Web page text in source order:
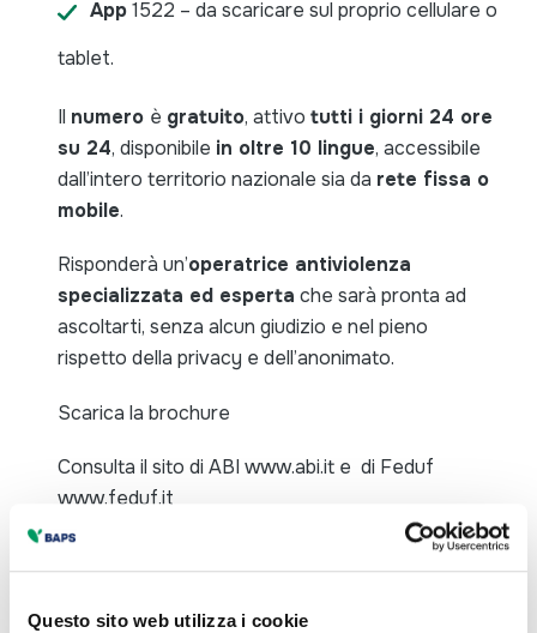
Questo sito web utilizza i cookie
App1522 – da scaricare sul proprio cellulare o
tablet.
Il numero è gratuito, attivo tutti i giorni 24 ore
su 24, disponibile in oltre 10 lingue, accessibile
dall’intero territorio nazionale sia da rete fissa o
mobile.
Risponderà un’operatrice antiviolenza
specializzata ed esperta che sarà pronta ad
ascoltarti, senza alcun giudizio e nel pieno
rispetto della privacy e dell’anonimato.
Scarica la brochure
Consulta il sito di ABI www.abi.it e di Feduf
www.feduf.it
ascolta gli Audio / Podcast